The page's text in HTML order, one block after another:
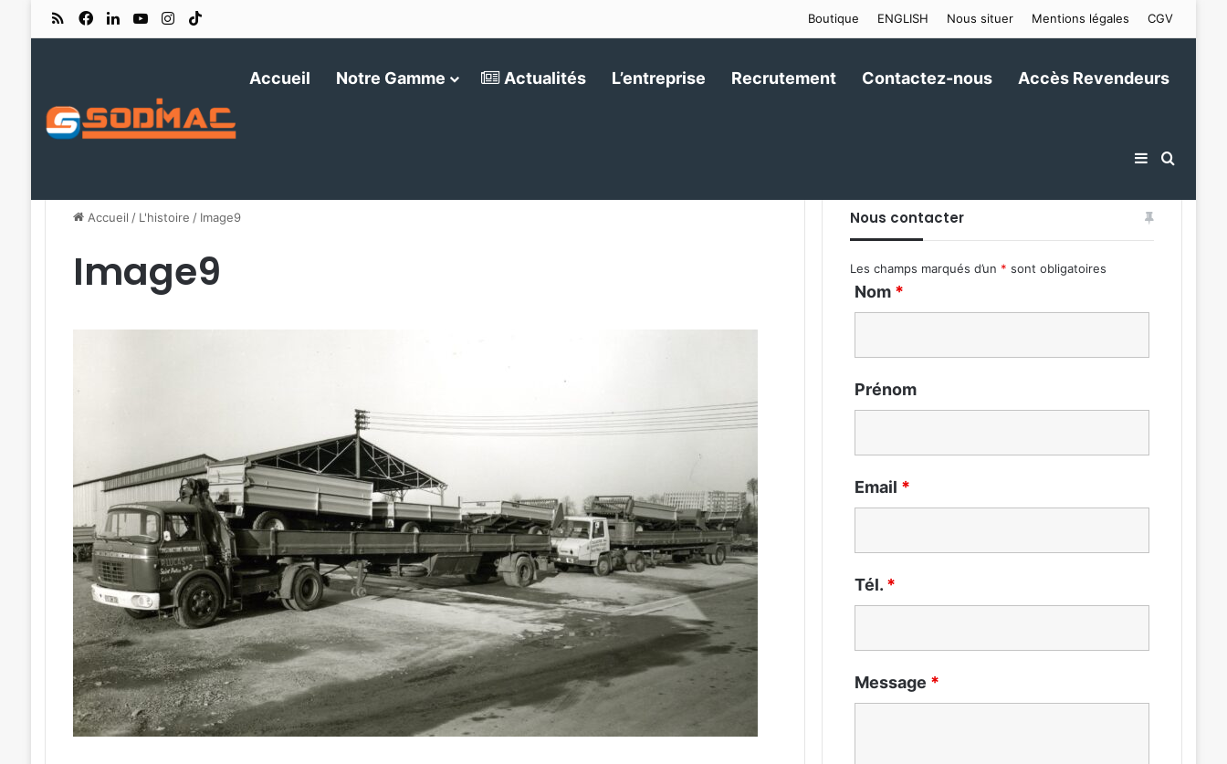
RSSFacebook
LinkedinYouTubeInstagram Boutique ENGLISH Nous situer Mentions légales CGV
Accueil Notre Gamme Actualités L’entreprise Recrutement Contactez-nous Accès Revendeurs
Sidebar
Accueil / L'histoire / Image9
Image9
Nous contacter
Les champs marqués d’un * sont obligatoires
Nom *
Prénom
Email *
Tél. *
Message *